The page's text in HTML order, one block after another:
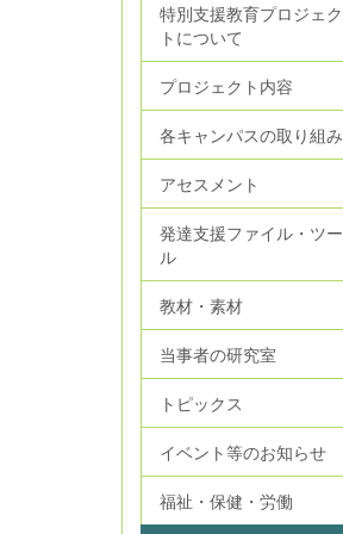
特別支援教育プロジェク
トについて
プロジェクト内容
各キャンパスの取り組み
アセスメント
発達支援ファイル・ツー
ル
教材・素材
当事者の研究室
トピックス
イベント等のお知らせ
福祉・保健・労働